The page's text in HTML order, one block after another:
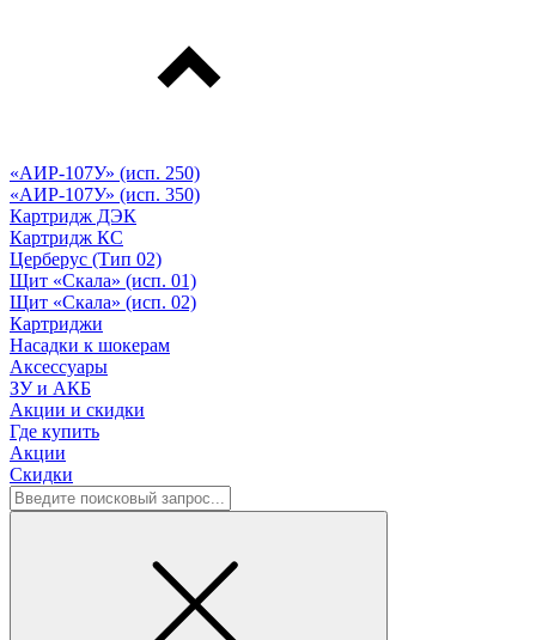
«АИР-107У» (исп. 250)
«АИР-107У» (исп. 350)
Картридж ДЭК
Картридж КС
Церберус (Тип 02)
Щит «Скала» (исп. 01)
Щит «Скала» (исп. 02)
Картриджи
Насадки к шокерам
Аксессуары
ЗУ и АКБ
Акции и скидки
Где купить
Акции
Скидки